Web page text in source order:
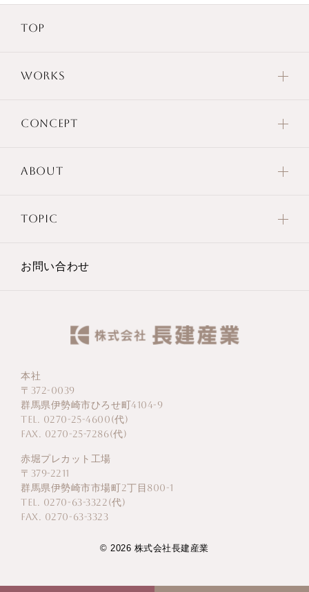
TOP
WORKS
CONCEPT
ABOUT
TOPIC
お問い合わせ
本社
〒372-0039
群馬県伊勢崎市ひろせ町4104-9
TEL. 0270-25-4600(代)
FAX. 0270-25-7286(代)
赤堀プレカット工場
〒379-2211
群馬県伊勢崎市市場町2丁目800-1
TEL. 0270-63-3322(代)
FAX. 0270-63-3323
© 2026 株式会社長建産業